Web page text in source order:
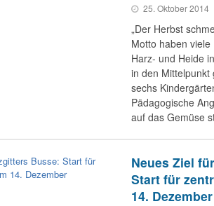
25. Oktober 2014
„Der Herbst
Motto haben
Harz- und Heide
in den
sechs
Pädagogische
auf das Gemüse
Neues Ziel
Start für
14. Dezember